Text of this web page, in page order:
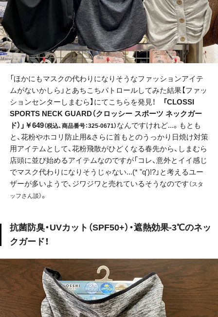
「ほかにもマスクの代わりになりそうなファッションアイテ
ムがないかしら」とあちこちパトロールしてみた結果【ファッ
ションセンターしまむら】にてこちらを発見！
「CLOSSI
SPORTS NECK GUARD（クロッシー スポーツ ネックガー
ド）」￥649（税込、商品番号：325-0671） なんですけれど...。もとも
と、花粉やホコリ防止用&さらに首もとのうっかり日焼け対策
用アイテムとして、花粉飛散がひどくなる春先から、しまむら
店頭に並び始めるアイテムなのですが「コレ、意外とイイ感じ
でマスク代わりになりそうじゃない...(* "q')!?」と考えるユー
ザーが多いようで、ジワジワと売れているそうなのです （スタ
ッフさん談）。
抗菌防臭・UVカット（SPF50+）・遮熱効果-3℃のネッ
クガード！